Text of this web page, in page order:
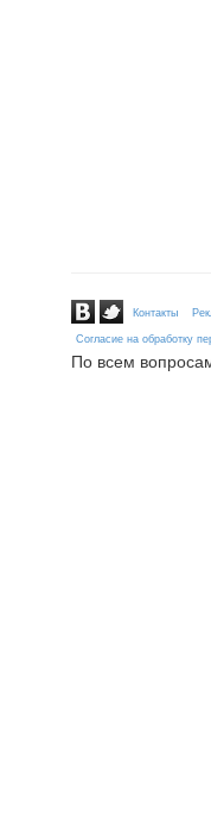
Контакты
Согласие на обработку
По всем